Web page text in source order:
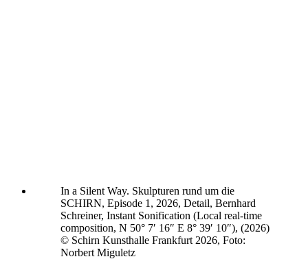
In a Silent Way. Skulpturen rund um die
SCHIRN, Episode 1, 2026, Detail, Bernhard
Schreiner, Instant Sonification (Local real-time
composition, N 50° 7′ 16″ E 8° 39′ 10″), (2026)
© Schirn Kunsthalle Frankfurt 2026, Foto:
Norbert Miguletz